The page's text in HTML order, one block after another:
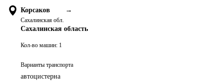
Корсаков →
Сахалинская обл.
Сахалинская область
Кол-во машин: 1
Варианты транспорта
автоцистерна